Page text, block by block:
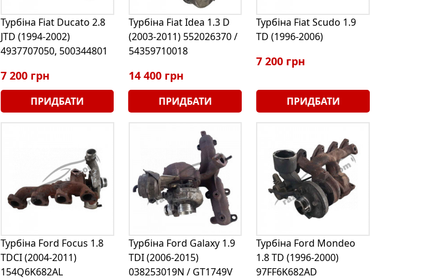
Турбіна Fiat Ducato 2.8
JTD (1994-2002)
4937707050, 500344801
7 200 грн
ПРИДБАТИ
Турбіна Fiat Idea 1.3 D
(2003-2011) 552026370 /
54359710018
14 400 грн
ПРИДБАТИ
Турбіна Fiat Scudo 1.9
TD (1996-2006)
7 200 грн
ПРИДБАТИ
Турбіна Ford Focus 1.8
TDCI (2004-2011)
154Q6K682AL
Турбіна Ford Galaxy 1.9
TDI (2006-2015)
038253019N / GT1749V
Турбіна Ford Mondeo
1.8 TD (1996-2000)
97FF6K682AD